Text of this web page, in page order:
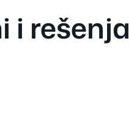
i rešenja